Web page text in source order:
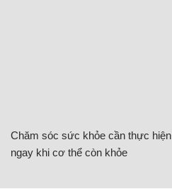
Chăm sóc sức khỏe cần thực hiện
ngay khi cơ thể còn khỏe